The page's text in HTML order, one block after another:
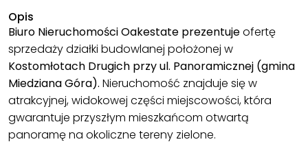
Opis
Biuro Nieruchomości Oakestate prezentujeofertę
sprzedaży działki budowlanej położonej w
Kostomłotach Drugich przy ul. Panoramicznej (gmina
Miedziana Góra). Nieruchomość znajduje się w
atrakcyjnej, widokowej części miejscowości, która
gwarantuje przyszłym mieszkańcom otwartą
panoramę na okoliczne tereny zielone.